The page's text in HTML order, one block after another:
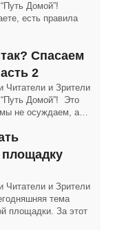
Домой”!
есть правила
Спасаем
2
Читатели и Зрители
Домой”! Это
мы не осуждаем, а…
Читатели и Зрители
тема
площадки. За этот